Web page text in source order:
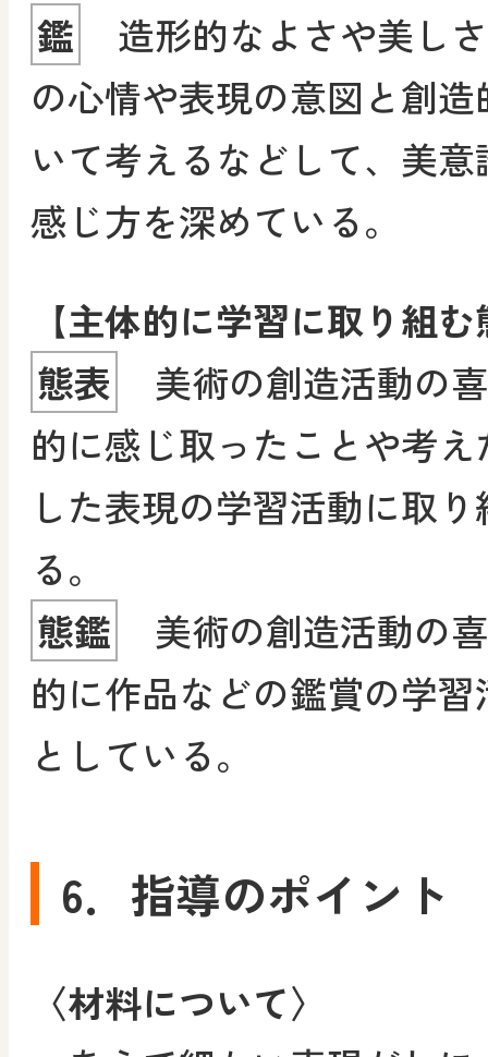
鑑
造形的なよさや美し
の心情や表現の意図と創
いて考えるなどして、美
感じ方を深めている。
【主体的に学習に取り組
態表
美術の創造活動の
的に感じ取ったことや考
した表現の学習活動に取
る。
態鑑
美術の創造活動の
的に作品などの鑑賞の学
としている。
6．指導のポイント
〈材料について〉